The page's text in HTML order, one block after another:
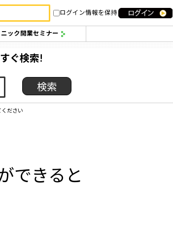
ログイン情報を保持
ック開業セミナー
ぐ検索!
ださい
できると